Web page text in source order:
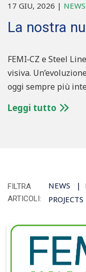
17 GIU, 2026 | NEWS
La nostra
FEMI‑CZ e Steel
visiva.
oggi sempre più
Leggi tutto
FILTRA
ARTICOLI:
NEWS
PROJECTS